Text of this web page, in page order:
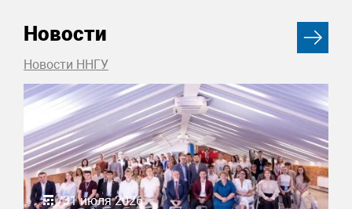
Новости
Новости ННГУ
31 июля 2026